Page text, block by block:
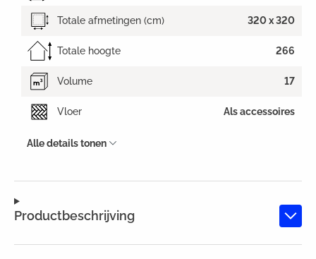
Productbeschrijving
Totale afmetingen (cm) 320 x 320
Totale hoogte 266
Volume 17
Vloer Als accessoires
Alle details tonen